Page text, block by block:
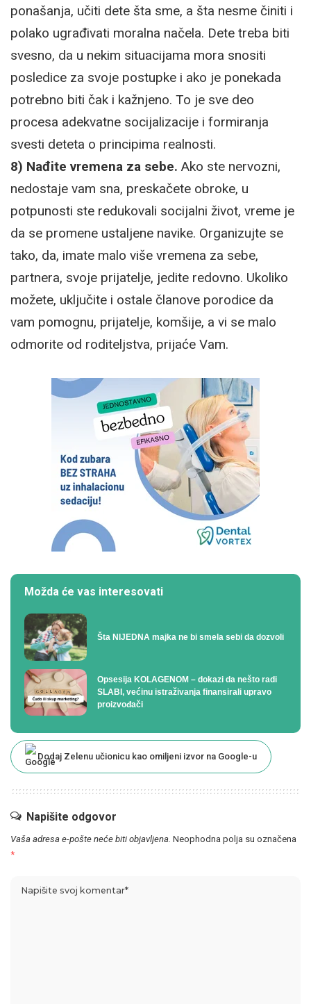
ponašanja, učiti dete šta sme, a šta nesme činiti i
polako ugrađivati moralna načela. Dete treba biti
svesno, da u nekim situacijama mora snositi
posledice za svoje postupke i ako je ponekada
potrebno biti čak i kažnjeno. To je sve deo
procesa adekvatne socijalizacije i formiranja
svesti deteta o principima realnosti.
8) Nađite vremena za sebe. Ako ste nervozni,
nedostaje vam sna, preskačete obroke, u
potpunosti ste redukovali socijalni život, vreme je
da se promene ustaljene navike. Organizujte se
tako, da, imate malo više vremena za sebe,
partnera, svoje prijatelje, jedite redovno. Ukoliko
možete, uključite i ostale članove porodice da
vam pomognu, prijatelje, komšije, a vi se malo
odmorite od roditeljstva, prijaće Vam.
Možda će vas interesovati
Šta NIJEDNA majka ne bi smela sebi da dozvoli
Opsesija KOLAGENOM – dokazi da nešto radi
SLABI, većinu istraživanja finansirali upravo
proizvođači
Dodaj Zelenu učionicu kao omiljeni izvor na Google-u
Napišite odgovor
Vaša adresa e-pošte neće biti objavljena. Neophodna polja su označena
*